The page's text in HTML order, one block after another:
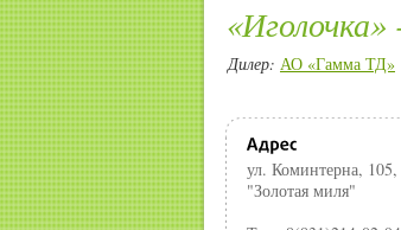
«Иголочка»
Дилер: АО «Гамма ТД»
ул. Коминтерна,
"Золотая миля"